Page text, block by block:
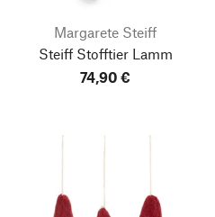
Margarete Steiff
Steiff Stofftier Lamm
74,90 €